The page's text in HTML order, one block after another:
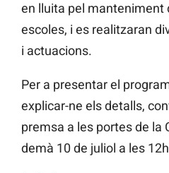
en lluita pel manteniment
escoles, i es realitzaran
i actuacions.
Per a presentar el
explicar-ne els detalls,
premsa a les portes de la
demà 10 de juliol a les